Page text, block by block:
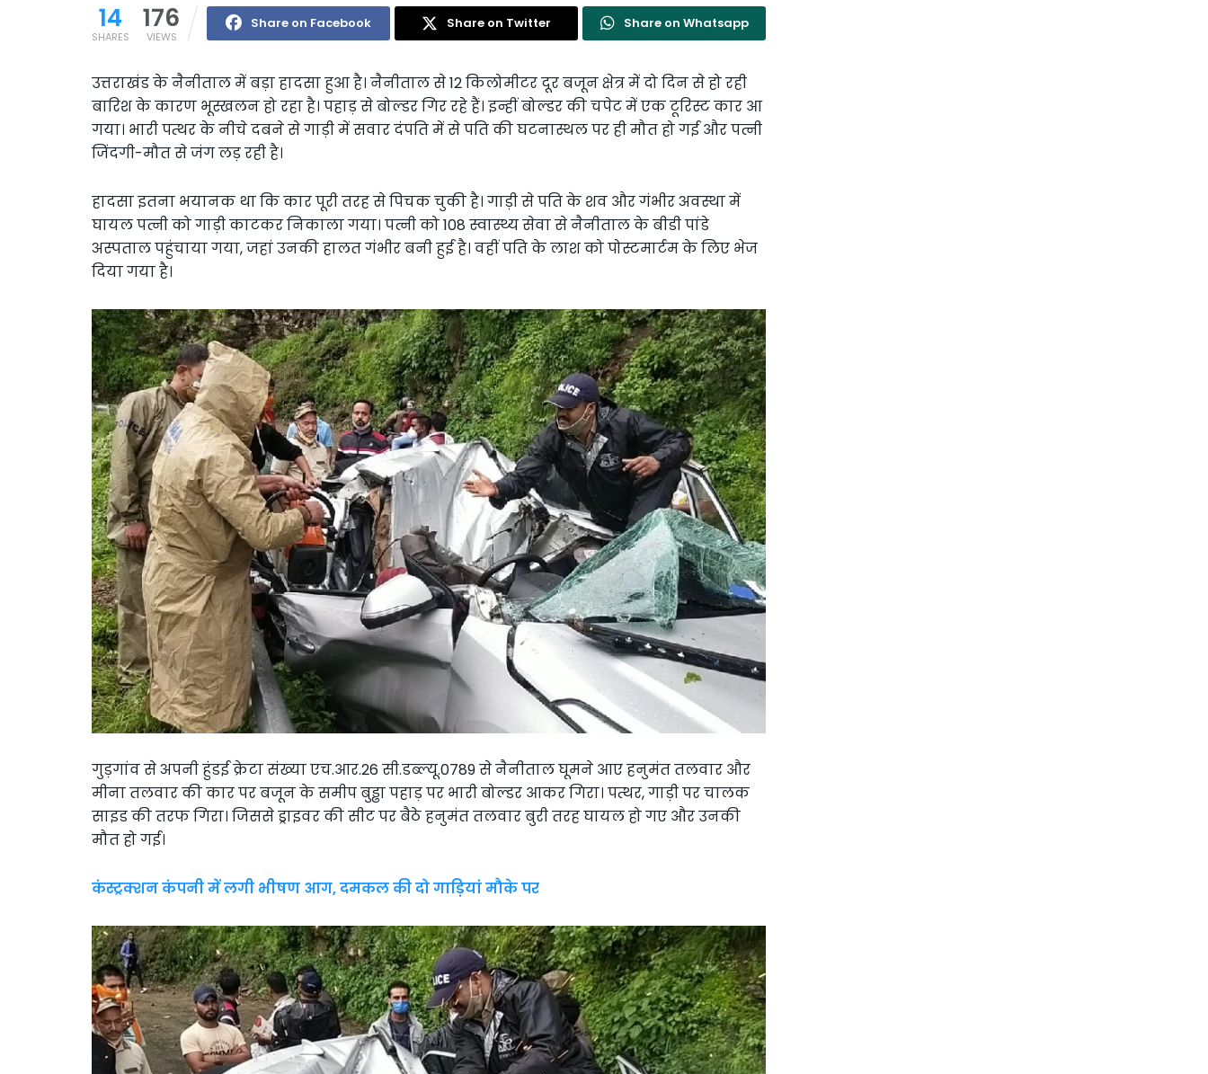
14
SHARES
176
VIEWS
Share on Facebook Share on Twitter Share on Whatsapp
उत्तराखंड के नैनीताल में बड़ा हादसा हुआ है। नैनीताल से 12 किलोमीटर दूर बजून क्षेत्र में दो दिन से हो रही
बारिश के कारण भूस्खलन हो रहा है। पहाड़ से बोल्डर गिर रहे हैं। इन्हीं बोल्डर की चपेट में एक टूरिस्ट कार आ
गया। भारी पत्थर के नीचे दबने से गाड़ी में सवार दंपति में से पति की घटनास्थल पर ही मौत हो गई और पत्नी
जिंदगी-मौत से जंग लड़ रही है।
हादसा इतना भयानक था कि कार पूरी तरह से पिचक चुकी है। गाड़ी से पति के शव और गंभीर अवस्था में
घायल पत्नी को गाड़ी काटकर निकाला गया। पत्नी को 108 स्वास्थ्य सेवा से नैनीताल के बीडी पांडे
अस्पताल पहुंचाया गया, जहां उनकी हालत गंभीर बनी हुई है। वहीं पति के लाश को पोस्टमार्टम के लिए भेज
दिया गया है।
गुड़गांव से अपनी हुंडई क्रेटा संख्या एच.आर.26 सी.डब्ल्यू.0789 से नैनीताल घूमने आए हनुमंत तलवार और
मीना तलवार की कार पर बजून के समीप बुड्ढा पहाड़ पर भारी बोल्डर आकर गिरा। पत्थर, गाड़ी पर चालक
साइड की तरफ गिरा। जिससे ड्राइवर की सीट पर बैठे हनुमंत तलवार बुरी तरह घायल हो गए और उनकी
मौत हो गई।
कंस्ट्रक्शन कंपनी में लगी भीषण आग, दमकल की दो गाड़ियां मौके पर